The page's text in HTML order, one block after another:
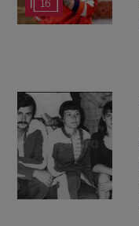
16